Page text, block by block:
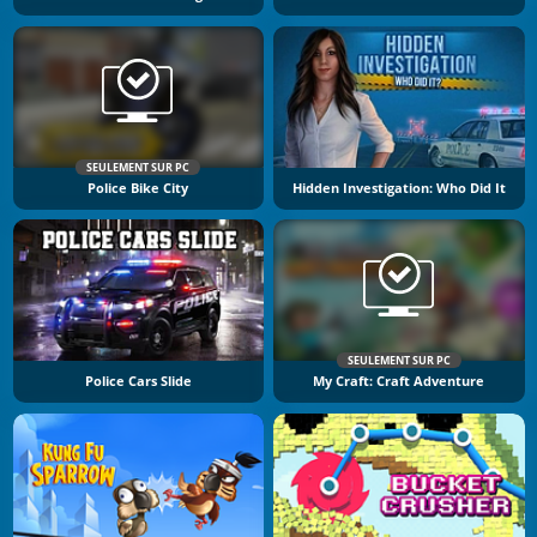
SEULEMENT SUR PC
Police Bike City Hidden Investigation: Who Did It
Police Cars Slide
SEULEMENT SUR PC
My Craft: Craft Adventure